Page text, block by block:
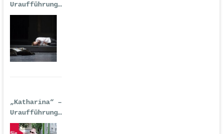
Uraufführung
| Premiere:
Deutsche Oper
Berlin
„Katharina“ –
Uraufführung
| 14.